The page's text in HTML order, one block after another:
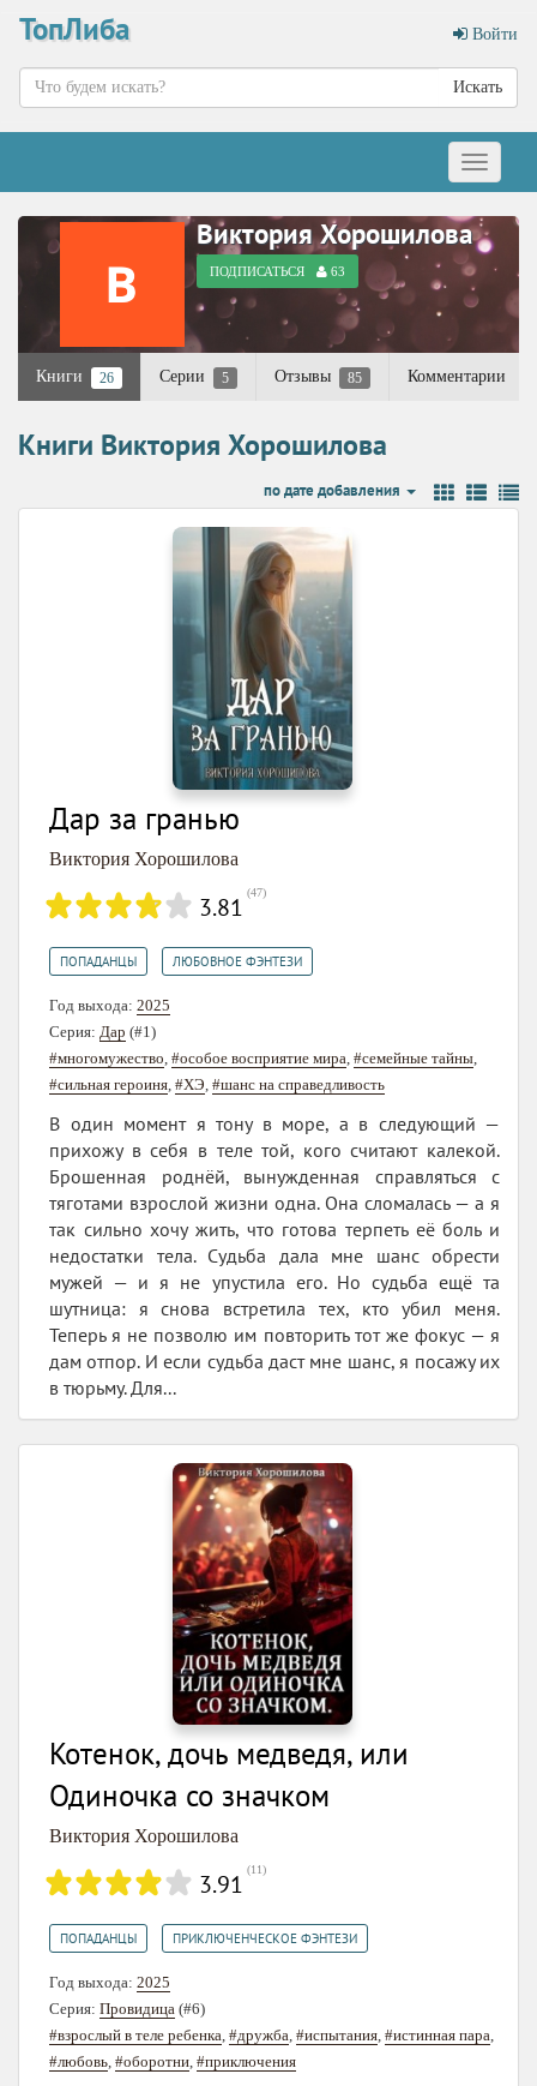
ТопЛиба Войти
Искать
Меню
Виктория Хорошилова
ПОДПИСАТЬСЯ 63
Книги 26 Серии 5 Отзывы 85 Комментарии
Книги Виктория Хорошилова
по дате добавления
Дар за гранью
Виктория Хорошилова
3.81 (47)
ПОПАДАНЦЫ ЛЮБОВНОЕ ФЭНТЕЗИ
Год выхода: 2025
Серия: Дар (#1)
#многомужество #особое восприятие мира #семейные тайны
#сильная героиня #ХЭ #шанс на справедливость
В один момент я тону в море, а в следующий —
прихожу в себя в теле той, кого считают калекой.
Брошенная роднёй, вынужденная справляться с
тяготами взрослой жизни одна. Она сломалась — а я
так сильно хочу жить, что готова терпеть её боль и
недостатки тела. Судьба дала мне шанс обрести
мужей — и я не упустила его. Но судьба ещё та
шутница: я снова встретила тех, кто убил меня.
Теперь я не позволю им повторить тот же фокус — я
дам отпор. И если судьба даст мне шанс, я посажу их
в тюрьму. Для...
Котенок, дочь медведя, или
Одиночка со значком
Виктория Хорошилова
3.91 (11)
ПОПАДАНЦЫ ПРИКЛЮЧЕНЧЕСКОЕ ФЭНТЕЗИ
Год выхода: 2025
Серия: Провидица (#6)
#взрослый в теле ребенка #дружба #испытания #истинная пара
#любовь #оборотни #приключения